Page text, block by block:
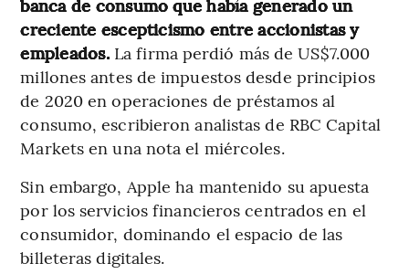
banca de consumo que había generado un
creciente escepticismo entre accionistas y
empleados. La firma perdió más de US$7.000
millones antes de impuestos desde principios
de 2020 en operaciones de préstamos al
consumo, escribieron analistas de RBC Capital
Markets en una nota el miércoles.
Sin embargo, Apple ha mantenido su apuesta
por los servicios financieros centrados en el
consumidor, dominando el espacio de las
billeteras digitales.